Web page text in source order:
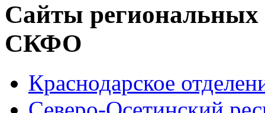
Сайты
СКФО
Краснодарское